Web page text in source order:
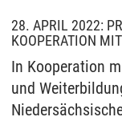
28. APRIL 2022:
KOOPERATION
In Kooperation
und